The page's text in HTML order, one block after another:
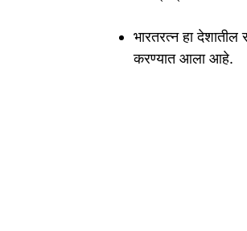
भारतरत्न हा
करण्यात आला आहे.